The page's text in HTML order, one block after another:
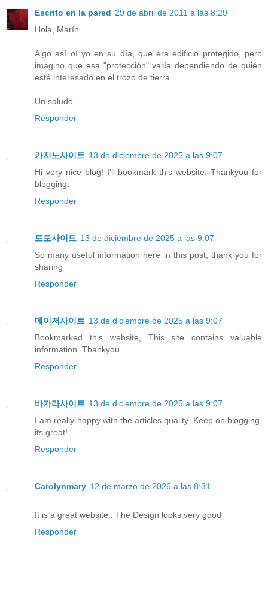
Escrito en la pared 29 de abril de 2011 a las 8:29
Hola, Marín.
Algo así oí yo en su día, que era edificio protegido, pero
imagino que esa "protección" varía dependiendo de quién
esté interesado en el trozo de tierra.
Un saludo.
Responder
카지노사이트 13 de diciembre de 2025 a las 9:07
Hi very nice blog! I'll bookmark this website. Thankyou for
blogging.
Responder
토토사이트 13 de diciembre de 2025 a las 9:07
So many useful information here in this post, thank you for
sharing
Responder
메이저사이트 13 de diciembre de 2025 a las 9:07
Bookmarked this website, This site contains valuable
information. Thankyou
Responder
바카라사이트 13 de diciembre de 2025 a las 9:07
I am really happy with the articles quality. Keep on blogging,
its great!
Responder
Carolynmary 12 de marzo de 2026 a las 8:31
It is a great website.. The Design looks very good
Responder